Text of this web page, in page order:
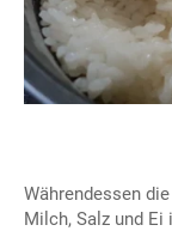
Währendessen
Milch, Salz und